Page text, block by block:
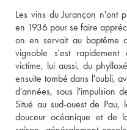
Les vins du Jurançon n'ont
en 1936 pour se faire
on en servait au baptême
vignoble s'est
victime, lui aussi, du
ensuite tombé dans l'oubli,
d'années, sous l'impulsion
Situé au sud-ouest de
douceur océanique et de